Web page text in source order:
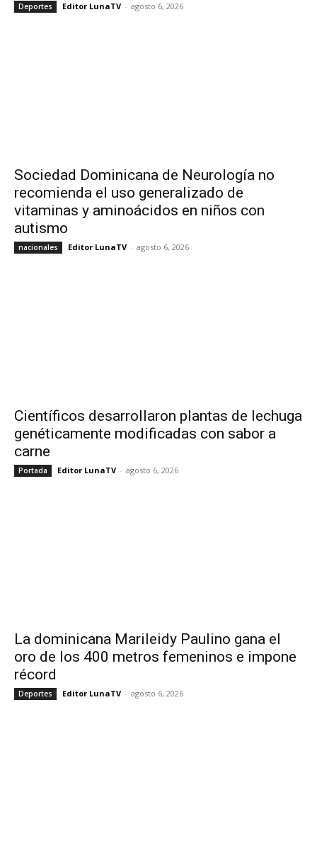
Deportes Editor LunaTV - agosto 6, 2026
Sociedad Dominicana de Neurología no
recomienda el uso generalizado de
vitaminas y aminoácidos en niños con
autismo
nacionales Editor LunaTV - agosto 6, 2026
Científicos desarrollaron plantas de lechuga
genéticamente modificadas con sabor a
carne
Portada Editor LunaTV - agosto 6, 2026
La dominicana Marileidy Paulino gana el
oro de los 400 metros femeninos e impone
récord
Deportes Editor LunaTV - agosto 6, 2026